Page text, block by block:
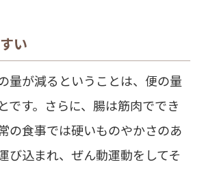
い
量が減るということは、便の量
です。さらに、腸は筋肉ででき
の食事では硬いものやかさのあ
び込まれ、ぜん動運動をしてそ